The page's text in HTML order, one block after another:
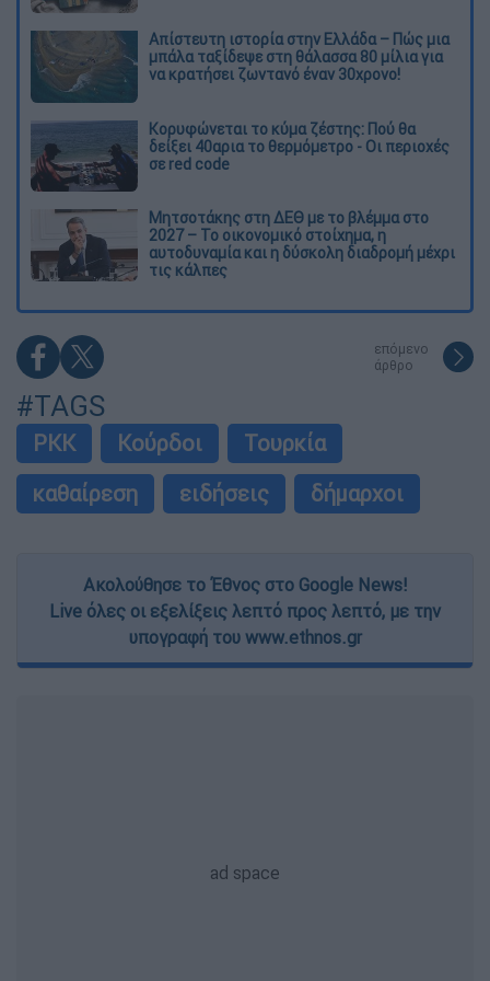
Απίστευτη ιστορία στην Ελλάδα – Πώς μια
μπάλα ταξίδεψε στη θάλασσα 80 μίλια για
να κρατήσει ζωντανό έναν 30χρονο!
Κορυφώνεται το κύμα ζέστης: Πού θα
δείξει 40αρια το θερμόμετρο - Οι περιοχές
σε red code
Μητσοτάκης στη ΔΕΘ με το βλέμμα στο
2027 – Το οικονομικό στοίχημα, η
αυτοδυναμία και η δύσκολη διαδρομή μέχρι
τις κάλπες
επόμενο
άρθρο
#TAGS
PKK Κούρδοι
Τουρκία
καθαίρεση
ειδήσεις δήμαρχοι
Ακολούθησε το Έθνος στο Google News!
Live όλες οι εξελίξεις λεπτό προς λεπτό, με την
υπογραφή του www.ethnos.gr